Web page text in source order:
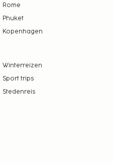
Rome
Phuket
Kopenhagen
Winterreizen
Sport trips
Stedenreis